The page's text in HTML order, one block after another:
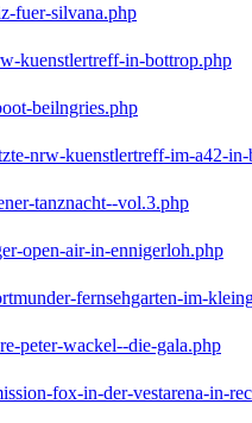
fuer-silvana.php
kuenstlertreff-in-bottrop.php
beilngries.php
nrw-kuenstlertreff-im-a42-
tanznacht--vol.3.php
open-air-in-ennigerloh.php
fernsehgarten-im-
peter-wackel--die-gala.php
fox-in-der-vestarena-in-